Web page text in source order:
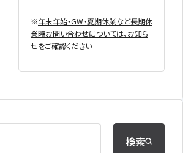
※年末年始・GW・夏期休業など⻑期休
業時お問い合わせについては、お知ら
せをご確認ください
検索